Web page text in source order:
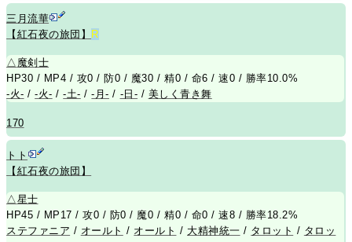
三月流華
【紅石夜の旅団】
R
△ 魔剣士
HP30 / MP4 / 攻0 / 防0 / 魔30 / 精0 / 命6 / 速0 / 勝率10.0%
-火- /-火- /-土- /-月- / -日- / 美しく青き舞
170
トト
【紅石夜の旅団】
△星士
HP45 / MP17 / 攻0 / 防0 / 魔0 / 精0 / 命0 / 速8 / 勝率18.2%
ステファニア / オールト / オールト / 大精神統一 / タロット / タロッ